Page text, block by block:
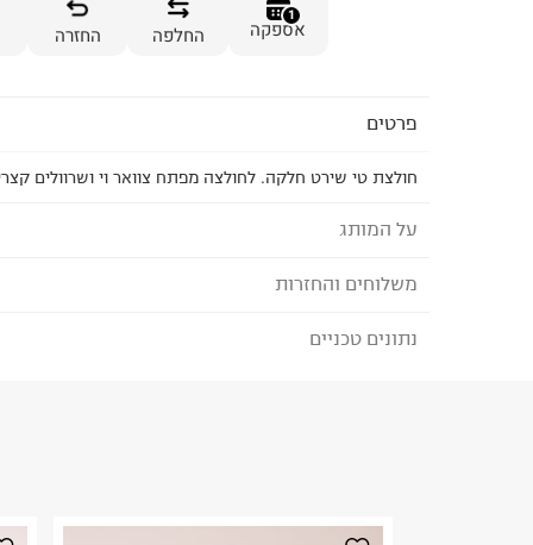
1
אספקה החלפה החזרה
פרטים
חולצת טי שירט חלקה. לחולצה מפתח צוואר וי ושרוולים
על המותג
FOX - פוקס
משלוחים והחזרות
לבחירת בשיטת המשלוח המתאימה לכם,
נתונים טכניים